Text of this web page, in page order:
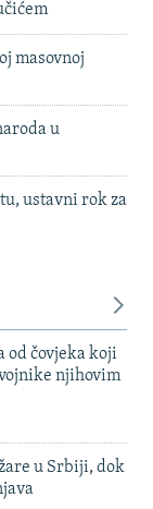
masovnoj
u
ustavni rok za
od čovjeka koji
njihovim
u Srbiji, dok